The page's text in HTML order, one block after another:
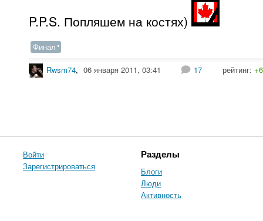
P.P.S. Попляшем на костях)
Финал
Rwsm74, 06 января 2011, 03:41 17 рейтинг: +6
Войти
Зарегистрироваться
Разделы
Блоги
Люди
Активность